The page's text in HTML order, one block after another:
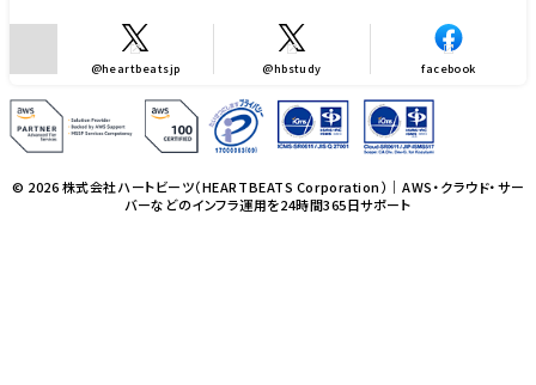
@heartbeatsjp @hbstudy facebook
© 2026 株式会社ハートビーツ（HEARTBEATS Corporation）｜AWS・クラウド・サー
バーなどのインフラ運用を24時間365日サポート